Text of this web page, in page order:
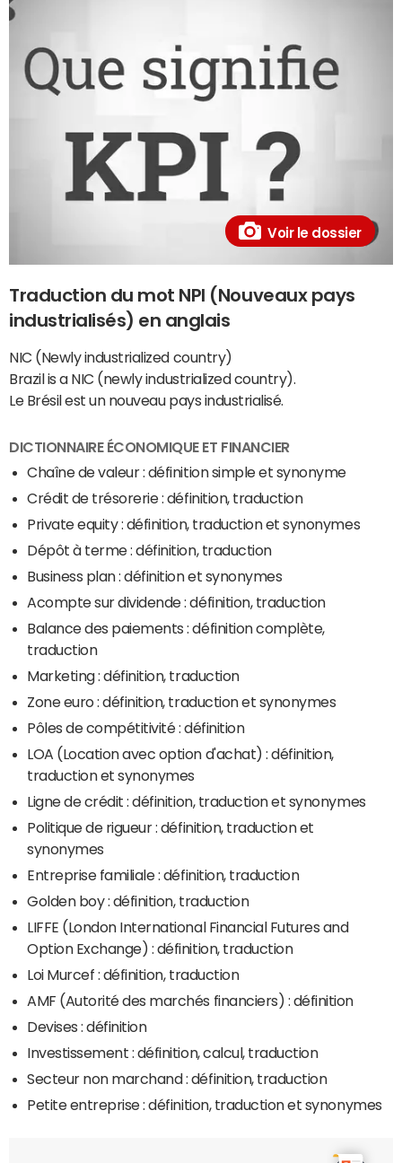
Voir le dossier
Traduction du mot NPI (Nouveaux pays
industrialisés) en anglais
NIC (Newly industrialized country)
Brazil is a NIC (newly industrialized country).
Le Brésil est un nouveau pays industrialisé.
DICTIONNAIRE ÉCONOMIQUE ET FINANCIER
Chaîne de valeur : définition simple et synonyme
Crédit de trésorerie : définition, traduction
Private equity : définition, traduction et synonymes
Dépôt à terme : définition, traduction
Business plan : définition et synonymes
Acompte sur dividende : définition, traduction
Balance des paiements : définition complète,
traduction
Marketing : définition, traduction
Zone euro : définition, traduction et synonymes
Pôles de compétitivité : définition
LOA (Location avec option d'achat) : définition,
traduction et synonymes
Ligne de crédit : définition, traduction et synonymes
Politique de rigueur : définition, traduction et
synonymes
Entreprise familiale : définition, traduction
Golden boy : définition, traduction
LIFFE (London International Financial Futures and
Option Exchange) : définition, traduction
Loi Murcef : définition, traduction
AMF (Autorité des marchés financiers) : définition
Devises : définition
Investissement : définition, calcul, traduction
Secteur non marchand : définition, traduction
Petite entreprise : définition, traduction et synonymes